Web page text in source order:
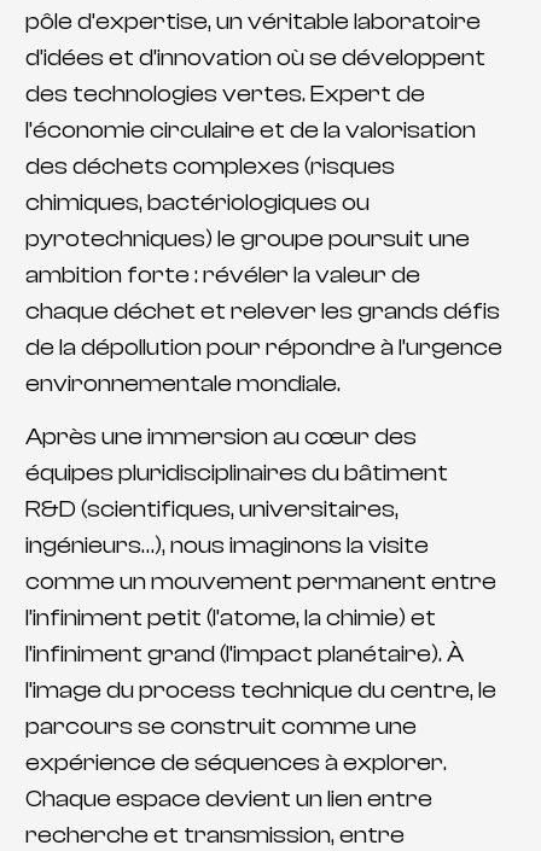
pôle d’expertise, un véritable laboratoire
d’idées et d’innovation où se développent
des technologies vertes. Expert de
l’économie circulaire et de la valorisation
des déchets complexes (risques
chimiques, bactériologiques ou
pyrotechniques) le groupe poursuit une
ambition forte : révéler la valeur de
chaque déchet et relever les grands défis
de la dépollution pour répondre à l’urgence
environnementale mondiale.
Après une immersion au cœur des
équipes pluridisciplinaires du bâtiment
R&D (scientifiques, universitaires,
ingénieurs…), nous imaginons la visite
comme un mouvement permanent entre
l’infiniment petit (l’atome, la chimie) et
l’infiniment grand (l’impact planétaire). À
l’image du process technique du centre, le
parcours se construit comme une
expérience de séquences à explorer.
Chaque espace devient un lien entre
recherche et transmission, entre